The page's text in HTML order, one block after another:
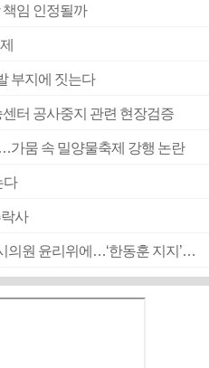
임 인정될까
부지에 짓는다
터 공사중지 관련 현장검증
가뭄 속 밀양물축제 강행 논란
다
사
국힘 부산시당, ‘정이한 조력’ 시의원 윤리위에…‘한동훈 지지’도 신고접수